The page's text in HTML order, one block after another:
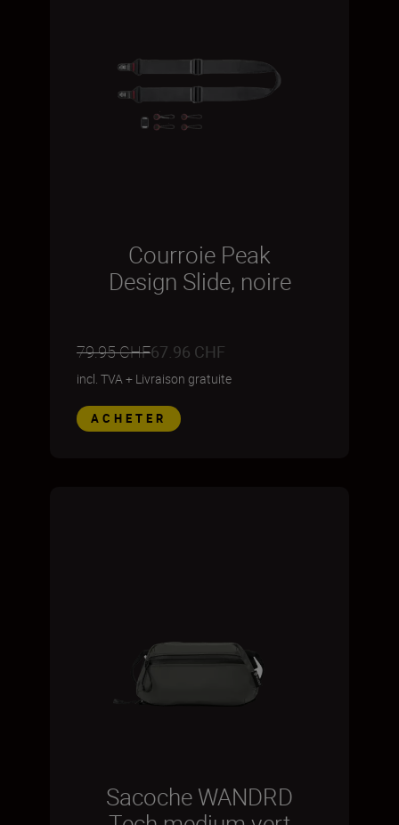
Courroie Peak
Design Slide, noire
79.95 CHF67.96 CHF
incl. TVA+ Livraison gratuite
ACHETER
Sacoche WANDRD